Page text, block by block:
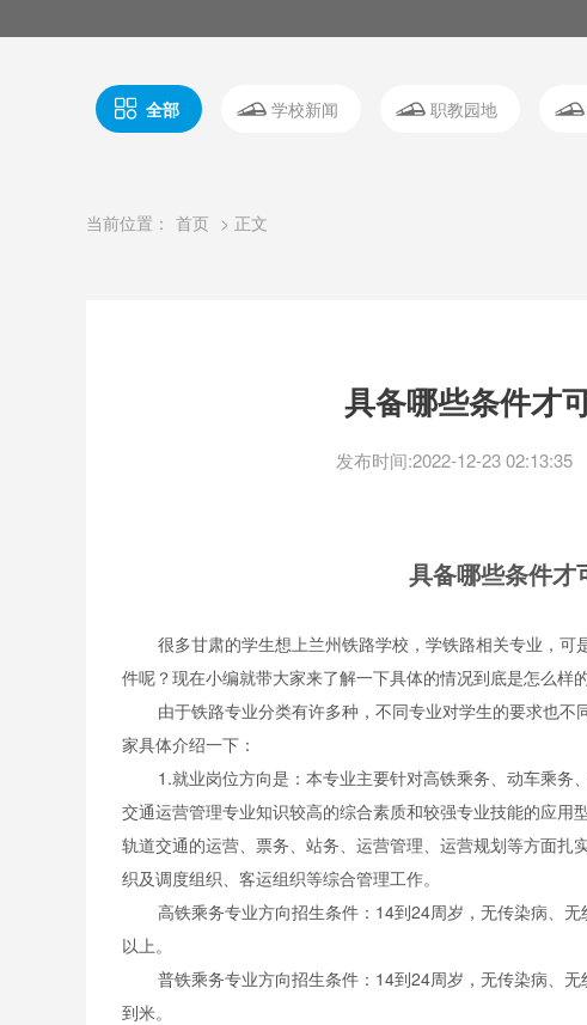
全部 学校新闻 职教园地
当前位置： 首页 > 正文
具备哪些条件才
发布时间:2022-12-23 02:13:35
具备哪些条件才
很多甘肃的学生想上兰州铁路学校，学铁路相关专业，可
件呢？现在小编就带大家来了解一下具体的情况到底是怎么样
由于铁路专业分类有许多种，不同专业对学生的要求也不
家具体介绍一下：
1.就业岗位方向是：本专业主要针对高铁乘务、动车乘
交通运营管理专业知识较高的综合素质和较强专业技能的应
轨道交通的运营、票务、站务、运营管理、运营规划等方面
织及调度组织、客运组织等综合管理工作。
高铁乘务专业方向招生条件：14到24周岁，无传染病、
以上。
普铁乘务专业方向招生条件：14到24周岁，无传染病、
到米。